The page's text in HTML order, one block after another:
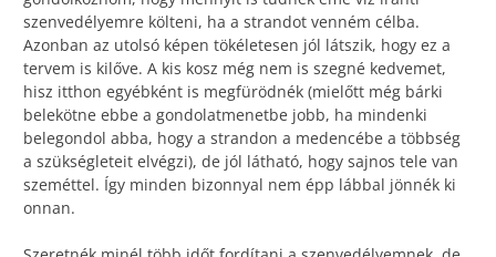
szenvedélyemre költeni, ha a strandot venném célba.
Azonban az utolsó képen tökéletesen jól látszik, hogy ez a
tervem is kilőve. A kis kosz még nem is szegné kedvemet,
hisz itthon egyébként is megfürödnék (mielőtt még bárki
belekötne ebbe a gondolatmenetbe jobb, ha mindenki
belegondol abba, hogy a strandon a medencébe a többség
a szükségleteit elvégzi), de jól látható, hogy sajnos tele van
szeméttel. Így minden bizonnyal nem épp lábbal jönnék ki
onnan.